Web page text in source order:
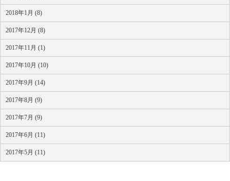
2018年1月 (8)
2017年12月 (8)
2017年11月 (1)
2017年10月 (10)
2017年9月 (14)
2017年8月 (9)
2017年7月 (9)
2017年6月 (11)
2017年5月 (11)